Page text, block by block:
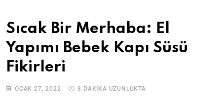
Sıcak Bir Merhaba: El
Yapımı Bebek Kapı Süsü
Fikirleri
OCAK 27, 2022 8 DAKIKA UZUNLUKTA